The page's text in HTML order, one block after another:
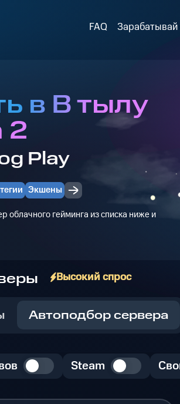
FAQ
в В тылу
2
Play
Экшены
облачного гейминга из списка ниже и
Высокий спрос
Автоподбор сервера
Steam